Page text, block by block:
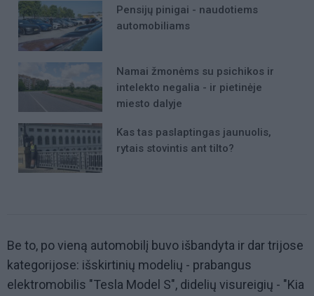
Pensijų pinigai - naudotiems
automobiliams
Namai žmonėms su psichikos ir
intelekto negalia - ir pietinėje
miesto dalyje
Kas tas paslaptingas jaunuolis,
rytais stovintis ant tilto?
Be to, po vieną automobilį buvo išbandyta ir dar trijose
kategorijose: išskirtinių modelių - prabangus
elektromobilis "Tesla Model S", didelių visureigių - "Kia